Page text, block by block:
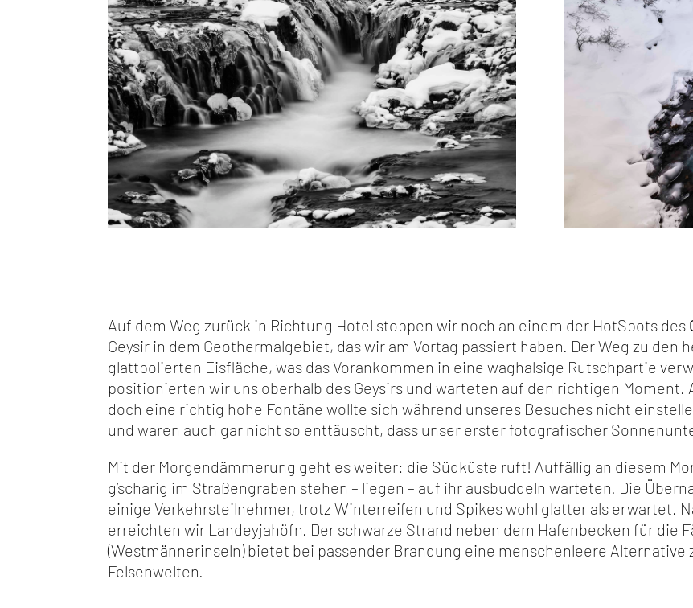
Auf dem Weg zurück in Richtung Hotel stoppen wir noch an einem der HotSpots des
Geysir in dem Geothermalgebiet, das wir am Vortag passiert haben. Der Weg zu den
glattpolierten Eisfläche, was das Vorankommen in eine waghalsige Rutschpartie
positionierten wir uns oberhalb des Geysirs und warteten auf den richtigen Moment.
doch eine richtig hohe Fontäne wollte sich während unseres Besuches nicht
und waren auch gar nicht so enttäuscht, dass unser erster fotografischer
Mit der Morgendämmerung geht es weiter: die Südküste ruft! Auffällig an diesem
g‘scharig im Straßengraben stehen – liegen – auf ihr ausbuddeln warteten. Die
einige Verkehrsteilnehmer, trotz Winterreifen und Spikes wohl glatter als erwartet.
erreichten wir Landeyjahöfn. Der schwarze Strand neben dem Hafenbecken für die
(Westmännerinseln) bietet bei passender Brandung eine menschenleere Alternative
Felsenwelten.